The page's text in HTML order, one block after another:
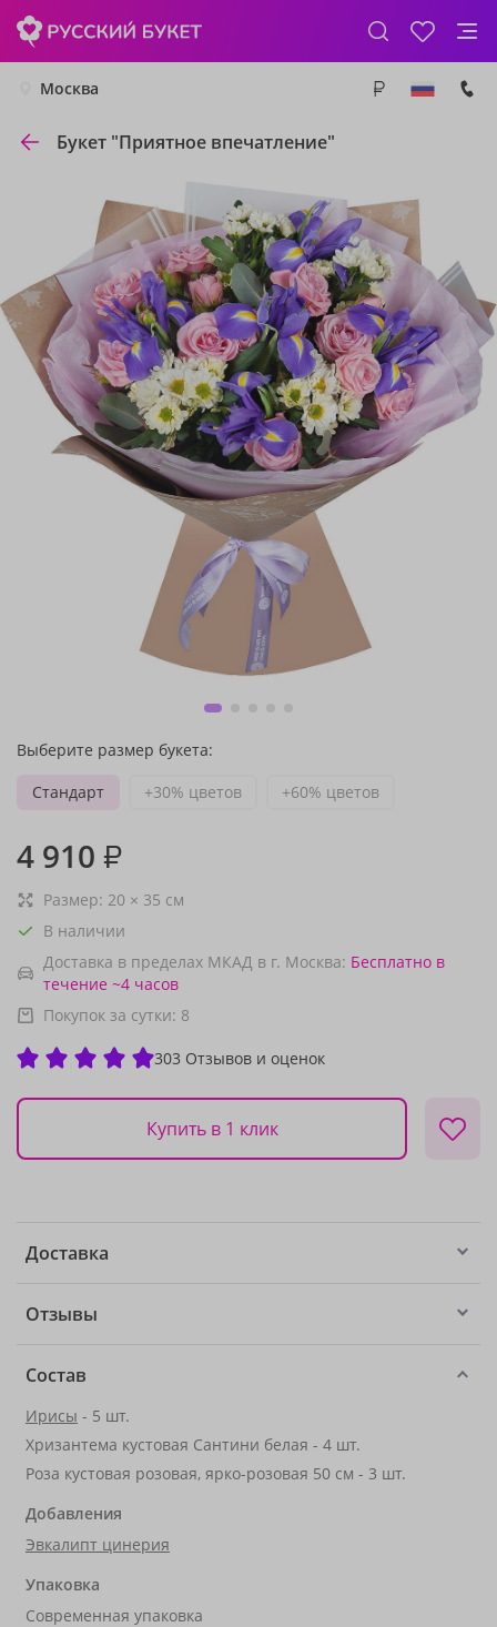
Москва
Букет "Приятное впечатление"
Выберите размер букета:
Стандарт
+30% цветов +60% цветов
4 910 ₽
Размер: 20 × 35 см
В наличии
Доставка в пределах МКАД в г. Москва: Бесплатно в
течение ~4 часов
Покупок за сутки: 8
303 Отзывов и оценок
Купить в 1 клик
Доставка
Отзывы
Состав
Ирисы - 5 шт.
Хризантема кустовая Сантини белая - 4 шт.
Роза кустовая розовая, ярко-розовая 50 см - 3 шт.
Добавления
Эвкалипт цинерия
Упаковка
Современная упаковка